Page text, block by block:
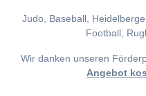
Judo, Baseball,
Football,
Wir danken unseren
Angebot